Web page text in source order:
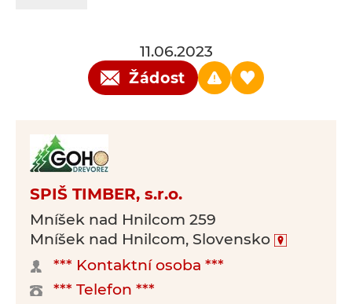
11.06.2023
Žádost
SPIŠ TIMBER, s.r.o.
Mníšek nad Hnilcom 259
Mníšek nad Hnilcom, Slovensko
*** Kontaktní osoba ***
*** Telefon ***